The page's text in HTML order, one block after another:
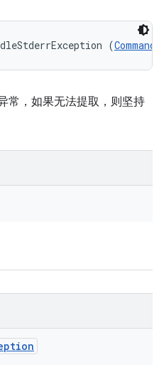
(
常，如果无法提取，则坚持